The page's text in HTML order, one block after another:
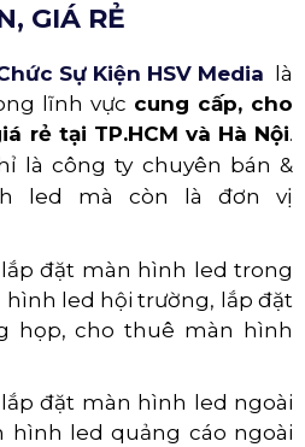
GIÁ RẺ
Sự Kiện HSV Media là
lĩnh vực cung cấp, cho
rẻ tại TP.HCM và Hà Nội.
là công ty chuyên bán &
led mà còn là đơn vị
đặt màn hình led trong
hình led hội trường, lắp đặt
họp, cho thuê màn hình
đặt màn hình led ngoài
hình led quảng cáo ngoài